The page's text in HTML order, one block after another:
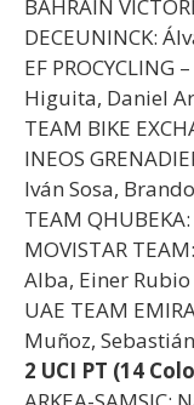
BAHRAIN
DECEUNINCK:
EF
Higuita, Daniel
TEAM BIKE
INEOS
Iván Sosa,
TEAM
MOVISTAR
Alba, Einer Rubio
UAE TEAM
Muñoz,
2 UCI PT (14